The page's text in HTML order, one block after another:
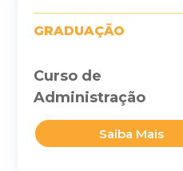
GRADUAÇÃO
Curso de
Administração
Saiba Mais